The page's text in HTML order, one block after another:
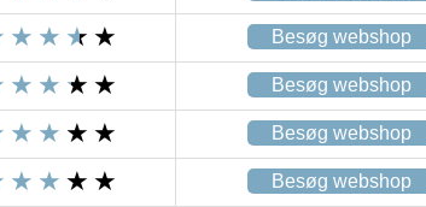
Besøg webshop
Besøg webshop
Besøg webshop
Besøg webshop